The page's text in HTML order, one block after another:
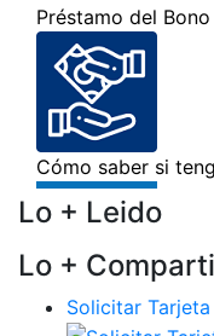
Lo + Leido
Lo +
Solicitar